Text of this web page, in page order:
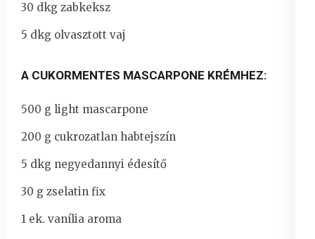
30 dkg zabkeksz
5 dkg olvasztott vaj
A CUKORMENTES MASCARPONE KRÉMHEZ:
500 g light mascarpone
200 g cukrozatlan habtejszín
5 dkg negyedannyi édesítő
30 g zselatin fix
1 ek. vanília aroma